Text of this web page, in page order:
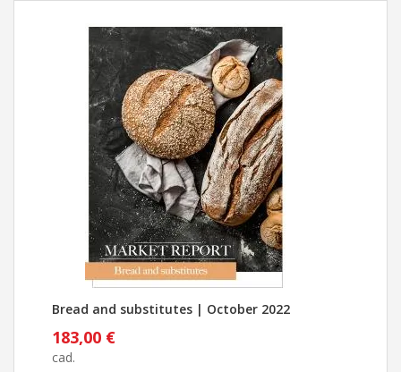
Bread and substitutes | October 2022
183,00 €
cad.